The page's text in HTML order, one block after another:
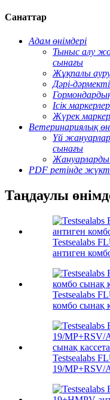
Санаттар
Адам өнімдері
Тыныс алу
сынағы
Жұқпалы
Дәрі-
Ісік
Жүрек
Ветеринариялық
Үй
сынағы
PDF ретінде
Таңдаулы
Testsealabs
антиген
Testsealabs
комбо сынақ
Testsealabs
19/MP+RSV/